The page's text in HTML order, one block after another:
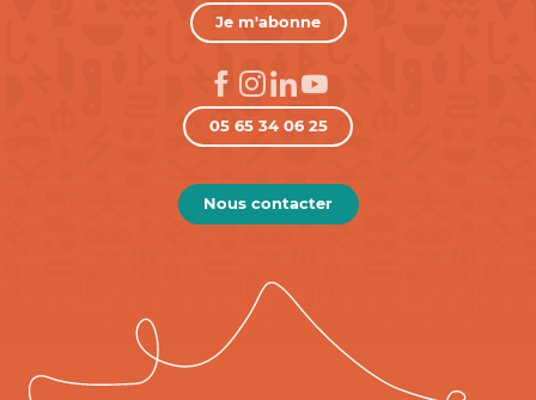
Je m'abonne
05 65 34 06 25
Nous contacter